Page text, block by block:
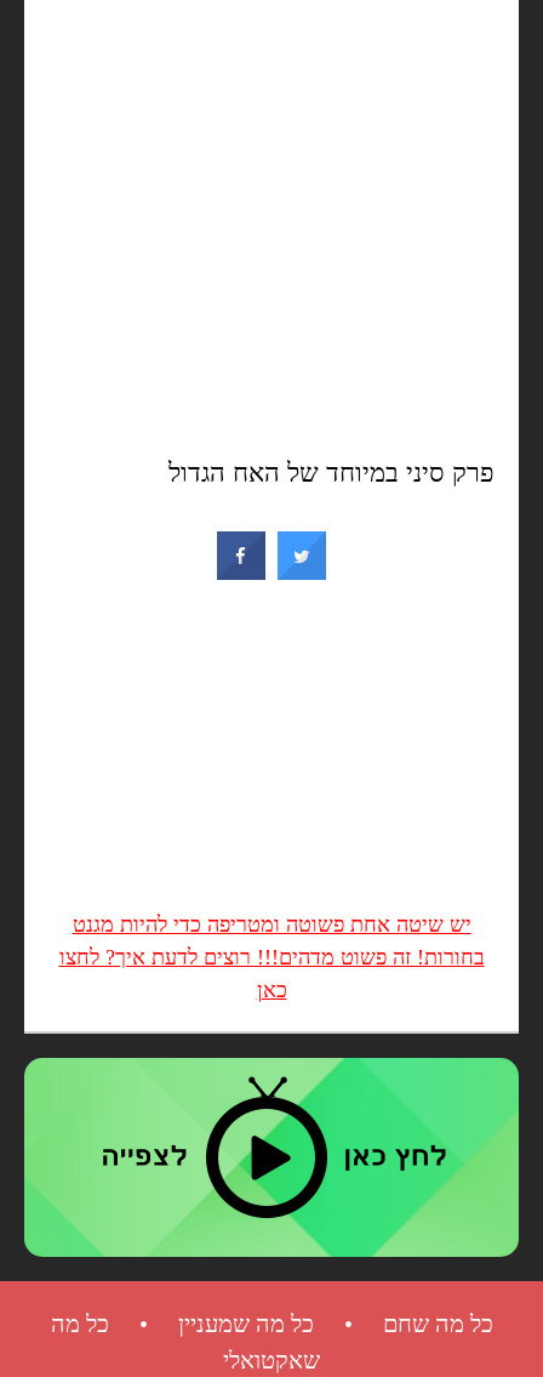
פרק סיני במיוחד של האח הגדול
יש שיטה אחת פשוטה ומטריפה כדי להיות מגנט
בחורות! זה פשוט מדהים!!! רוצים לדעת איך? לחצו
כאן
כל מה שחם • כל מה שמעניין • כל מה
שאקטואלי